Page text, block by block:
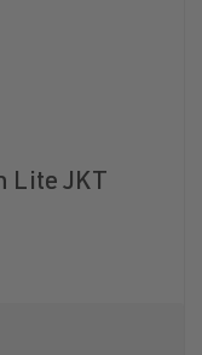
Lite JKT